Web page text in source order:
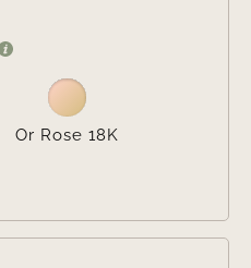
Or Rose 18K